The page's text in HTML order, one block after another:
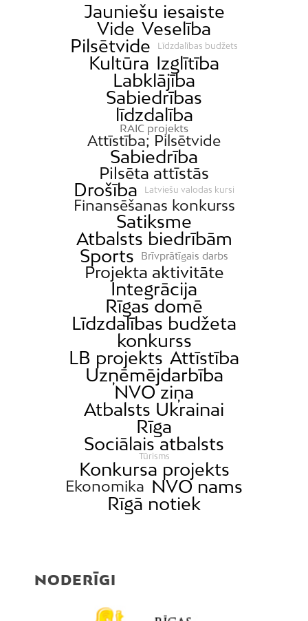
Jauniešu iesaiste
Vide Veselība
Pilsētvide
Līdzdalības budžets
Kultūra Izglītība
Labklājība
Sabiedrības
līdzdalība
RAIC projekts
Attīstība; Pilsētvide
Sabiedrība
Pilsēta attīstās
Drošība Latviešu valodas kursi
Finansēšanas konkurss
Satiksme
Atbalsts biedrībām
Sports
Brīvprātīgais darbs
Projekta aktivitāte
Integrācija
Rīgas domē
Līdzdalības budžeta
konkurss
LB projekts Attīstība
Uzņēmējdarbība
NVO ziņa
Atbalsts Ukrainai
Rīga
Sociālais atbalsts
Tūrisms
Konkursa projekts
Ekonomika NVO nams
Rīgā notiek
NODERĪGI